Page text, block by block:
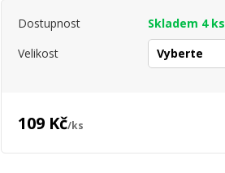
Dostupnost
Skladem 4 ks
Velikost
109 Kč/ks